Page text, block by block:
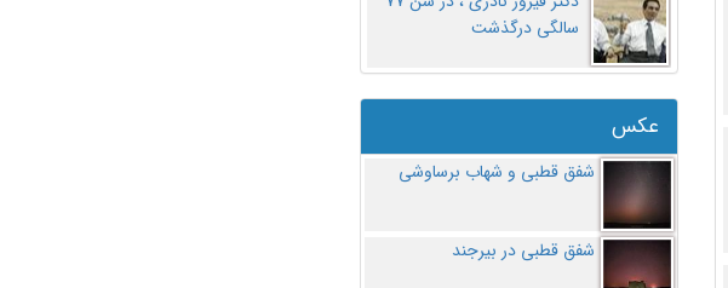
سالگی درگذشت
عکس
شفق قطبی و شهاب برساوشی
شفق قطبی در بیرجند